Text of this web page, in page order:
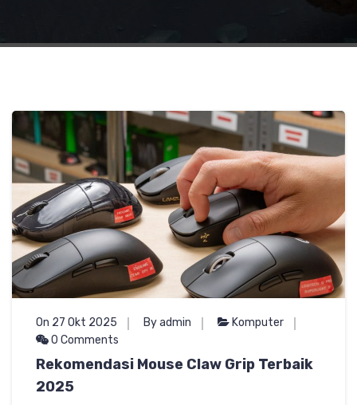
On 27 Okt 2025 By admin
Komputer
0 Comments
Rekomendasi Mouse Claw Grip Terbaik
2025